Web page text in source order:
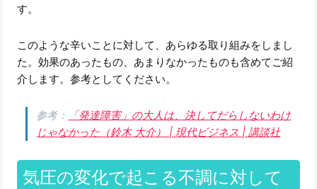
す。
このような辛いことに対して、あらゆる取り組みをしまし
た。効果のあったもの、あまりなかったものも含めてご紹
介します。参考としてください。
参考：
「発達障害」の大人は、決してだらしないわけ
じゃなかった（鈴木 大介） | 現代ビジネス | 講談社
気圧の変化で起こる不調に対して